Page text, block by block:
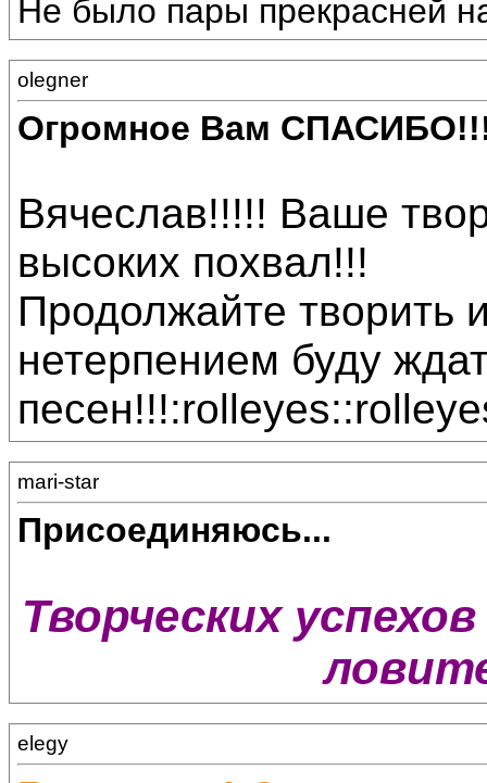
Не было пары прекрасней
olegner
Огромное Вам
Вячеслав!!!!! Ваше
высоких похвал!!!
Продолжайте творить
нетерпением буду
mari-star
Присоединяюсь...
Творческих
elegy